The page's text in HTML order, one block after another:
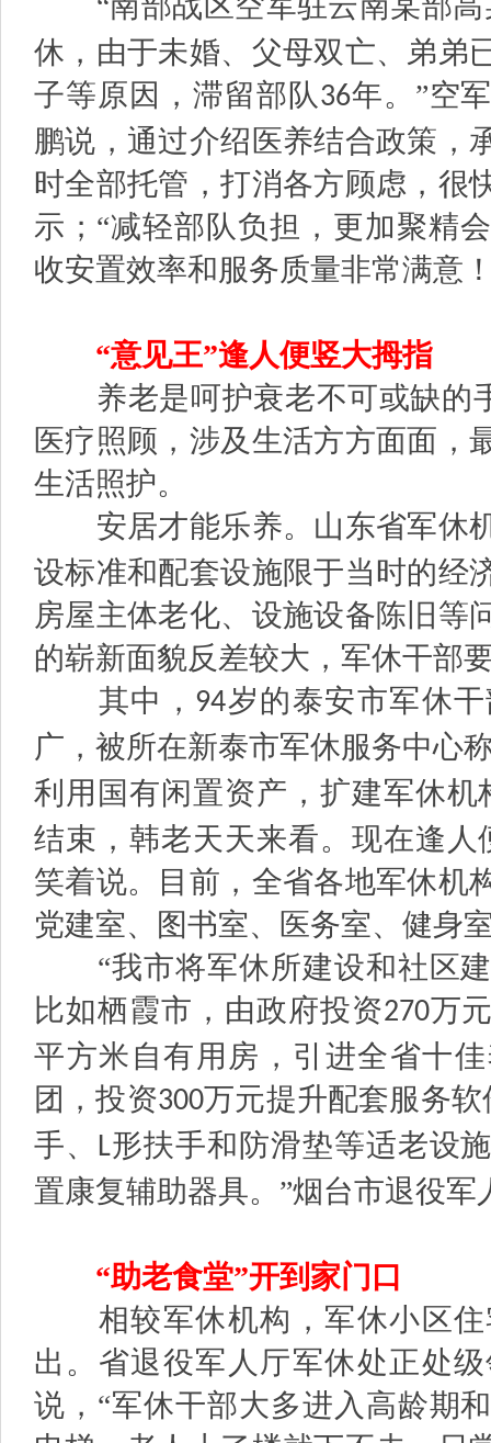
休，由于未婚、父母双亡、弟弟
子等原因，滞留部队 36年。”空
鹏说，通过介绍医养结合政策，
时全部托管，打消各方顾虑，很
示；“减轻部队负担，更加聚精
收安置效率和服务质量非常满意
“意见王”逢人便竖大拇指
养老是呵护衰老不可或缺的手
医疗照顾，涉及生活方方面面，
生活照护。
安居才能乐养。山东省军休
设标准和配套设施限于当时的经
房屋主体老化、设施设备陈旧等
的崭新面貌反差较大，军休干部
其中， 94岁的泰安市军休
广，被所在新泰市军休服务中心
利用国有闲置资产，扩建军休机
结束，韩老天天来看。现在逢
笑着说。目前，全省各地军休机
党建室、图书室、医务室、健身
“我市将军休所建设和社区建
比如栖霞市，由政府投资270万
平方米自有用房，引进全省十
团，投资300万元提升配套服务
手、
L形扶手和防滑垫等适老设
置康复辅助器具。”烟台市退役
“助老食堂”开到家门口
相较军休机构，军休小区住
出。省退役军人厅军休处正处
说，“军休干部大多进入高龄期